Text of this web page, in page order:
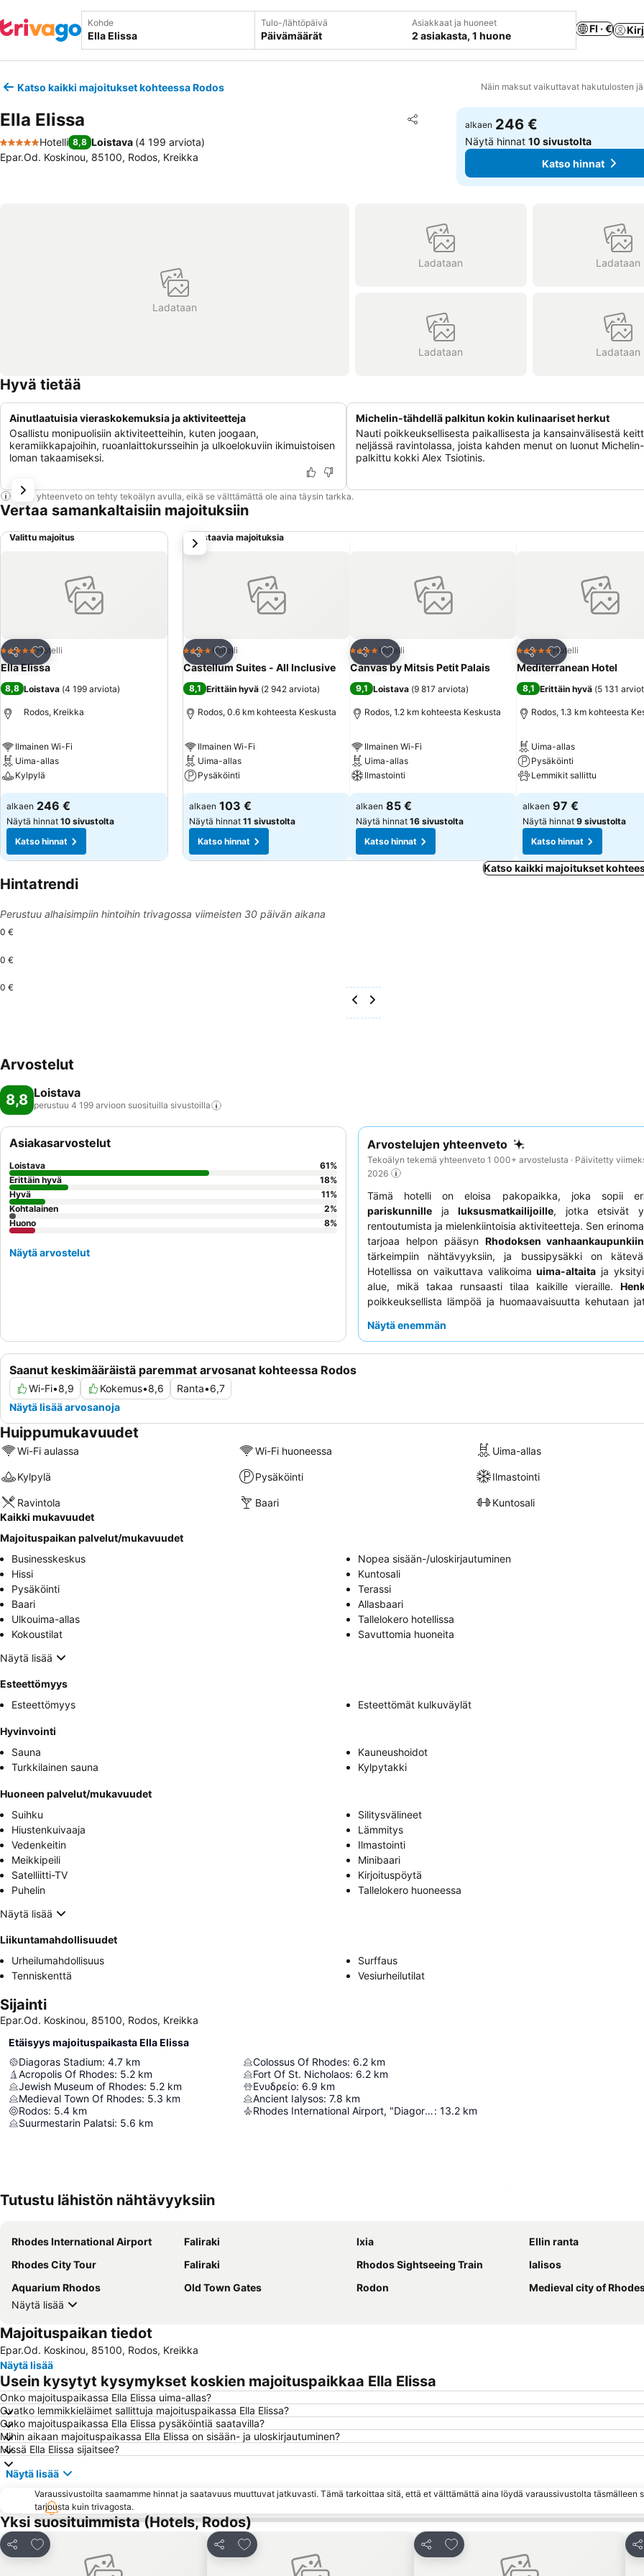
Kohde Tulo-/lähtöpäivä
Päivämäärät
Asiakkaat ja huoneet
2 asiakasta, 1 huone
FI · €
Katso kaikki majoitukset kohteessa Rodos Näin maksut vaikuttavat hakutulosten
Ella Elissa Jaa
Lisää suosikkeihin
5 Tähtiluokitus
Hotelli 8,8 Loistava (4 199 arviota)
Epar.Od. Koskinou, 85100, Rodos, Kreikka
alkaen 246 €
Näytä hinnat10 sivustolta
Katso hinnat
Ladataan
Ladataan Ladataan
Ladataan Ladataan
Hyvä tietää
Ainutlaatuisia vieraskokemuksia ja aktiviteetteja
Osallistu monipuolisiin aktiviteetteihin, kuten joogaan,
keramiikkapajoihin, ruoanlaittokursseihin ja ulkoelokuviin ikimuistoisen
loman takaamiseksi.
Michelin-tähdellä palkitun kokin kulinaariset herkut
Nauti poikkeuksellisesta paikallisesta ja kansainvälisestä
neljässä ravintolassa, joista kahden menut on luonut
palkittu kokki Alex Tsiotinis.
Tämä yhteenveto on tehty tekoälyn avulla, eikä se välttämättä ole aina täysin tarkka.
Vertaa samankaltaisiin majoituksiin
Valittu majoitus
Jaa
Lisää suosikkeihin
5 Tähtiluokitus
Hotelli
Ella Elissa
8,8 Loistava (4 199 arviota)
Rodos, Kreikka
Ilmainen Wi-Fi
Uima-allas
Kylpylä
alkaen 246 €
Näytä hinnat 10 sivustolta
Katso hinnat
Vastaavia majoituksia
Jaa
Lisää suosikkeihin
4 Tähtiluokitus
Hotelli
Castellum Suites - All Inclusive
8,1 Erittäin hyvä (2 942 arviota)
Rodos, 0.6 km kohteesta Keskusta
Ilmainen Wi-Fi
Uima-allas
Pysäköinti
alkaen 103 €
Näytä hinnat 11 sivustolta
Katso hinnat
Jaa
Lisää suosikkeihin
4 Tähtiluokitus
Hotelli
Canvas by Mitsis Petit Palais
9,1 Loistava (9 817 arviota)
Rodos, 1.2 km kohteesta Keskusta
Ilmainen Wi-Fi
Uima-allas
Ilmastointi
alkaen 85 €
Näytä hinnat 16 sivustolta
Katso hinnat
Jaa
Lisää suosikkeihin
5 Tähtiluokitus
Hotelli
Mediterranean Hotel
8,1 Erittäin hyvä (5 131
Rodos, 1.3 km kohteesta
Uima-allas
Pysäköinti
Lemmikit sallittu
alkaen 97 €
Näytä hinnat 9 sivustolta
Katso hinnat
seuraava
Katso kaikki majoitukset
Hintatrendi
Perustuu alhaisimpiin hintoihin trivagossa viimeisten 30 päivän aikana
0 €
0 €
0 €
Arvostelut
8,8 Loistava
perustuu 4 199 arvioon suosituilla sivustoilla
Arvostelujen yhteenveto
Tekoälyn tekemä yhteenveto 1 000+ arvostelusta · Päivitetty
2026
Tämä hotelli on eloisa pakopaikka, joka sopii
pariskunnille jaluksusmatkailijoille, jotka etsivät
rentoutumista ja mielenkiintoisia aktiviteetteja. Sen
tarjoaa helpon pääsyn Rhodoksen vanhaankaupunkiin
tärkeimpiin nähtävyyksiin, ja bussipysäkki on
Hotellissa on vaikuttava valikoimauima-altaita ja
alue, mikä takaa runsaasti tilaa kaikille vieraille.
poikkeuksellista lämpöä ja huomaavaisuutta kehutaan
erityisestià la carte -ravintoloita
Näytä enemmän
Saanut keskimääräistä paremmat arvosanat kohteessa Rodos
Wi-Fi•8,9 Kokemus•8,6 Ranta•6,7
Näytä lisää arvosanoja
Asiakasarvostelut
Loistava 61%
Erittäin hyvä
18%
Hyvä
11%
Kohtalainen
2%
Huono
8%
Näytä arvostelut
Huippumukavuudet
Wi-Fi aulassa Wi-Fi huoneessa Uima-allas
Kylpylä Pysäköinti Ilmastointi
Ravintola Baari
Kuntosali
Kaikki mukavuudet
Majoituspaikan palvelut/mukavuudet
Businesskeskus
Nopea sisään-/uloskirjautuminen
Hissi
Kuntosali
Pysäköinti
Terassi
Baari
Allasbaari
Ulkouima-allas
Tallelokero hotellissa
Kokoustilat
Savuttomia huoneita
Näytä lisää
Esteettömyys
Esteettömyys
Esteettömät kulkuväylät
Hyvinvointi
Sauna
Kauneushoidot
Turkkilainen sauna
Kylpytakki
Huoneen palvelut/mukavuudet
Suihku
Silitysvälineet
Hiustenkuivaaja
Lämmitys
Vedenkeitin
Ilmastointi
Meikkipeili
Minibaari
Satelliitti-TV
Kirjoituspöytä
Puhelin
Tallelokero huoneessa
Näytä lisää
Liikuntamahdollisuudet
Urheilumahdollisuus
Surffaus
Tenniskenttä
Vesiurheilutilat
Sijainti
Epar.Od. Koskinou, 85100, Rodos, Kreikka
Etäisyys majoituspaikasta Ella Elissa
Diagoras Stadium: 4.7 km
Acropolis Of Rhodes: 5.2 km
Jewish Museum of Rhodes: 5.2 km
Medieval Town Of Rhodes: 5.3 km
Rodos: 5.4 km
Suurmestarin Palatsi: 5.6 km
Colossus Of Rhodes: 6.2 km
Fort Of St. Nicholaos: 6.2 km
Ενυδρείο: 6.9 km
Ancient Ialysos: 7.8 km
Rhodes International Airport, "Diagoras": 13.2 km
Tutustu lähistön nähtävyyksiin
Rhodes International Airport Faliraki Ixia
Ellin ranta
Rhodes City Tour
Faliraki Rhodos Sightseeing Train
Ialisos
Aquarium Rhodos
Old Town Gates Rodon
Μedieval city of
Näytä lisää
Majoituspaikan tiedot
Epar.Od. Koskinou, 85100, Rodos, Kreikka
Näytä lisää
Usein kysytyt kysymykset koskien majoituspaikkaa Ella Elissa
Onko majoituspaikassa Ella Elissa uima-allas?
Ovatko lemmikkieläimet sallittuja majoituspaikassa Ella Elissa?
Onko majoituspaikassa Ella Elissa pysäköintiä saatavilla?
Mihin aikaan majoituspaikassa Ella Elissa on sisään- ja uloskirjautuminen?
Missä Ella Elissa sijaitsee?
Näytä lisää
Varaussivustoilta saamamme hinnat ja saatavuus muuttuvat jatkuvasti. Tämä tarkoittaa sitä, että et välttämättä aina löydä varaussivustolta täsmälleen
tarjousta kuin trivagosta.
Yksi suosituimmista (Hotels, Rodos)
Jaa
Lisää suosikkeihin
Jaa
Lisää suosikkeihin
Jaa
Lisää suosikkeihin
Jaa